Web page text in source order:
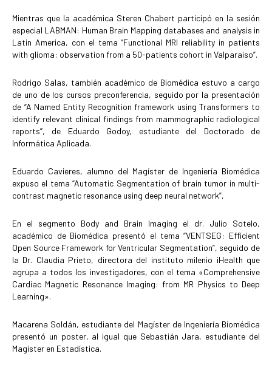
Mientras que la académica Steren Chabert participó en la sesión
especial LABMAN: Human Brain Mapping databases and analysis in
Latin America, con el tema “Functional MRI reliability in patients
with glioma: observation from a 50-patients cohort in Valparaiso”.
Rodrigo Salas, también académico de Biomédica estuvo a cargo
de uno de los cursos preconferencia, seguido por la presentación
de “A Named Entity Recognition framework using Transformers to
identify relevant clinical findings from mammographic radiological
reports”, de Eduardo Godoy, estudiante del Doctorado de
Informática Aplicada.
Eduardo Cavieres, alumno del Magíster de Ingeniería Biomédica
expuso el tema “Automatic Segmentation of brain tumor in multi-
contrast magnetic resonance using deep neural network”,
En el segmento Body and Brain Imaging el dr. Julio Sotelo,
académico de Biomédica presentó el tema “VENTSEG: Efficient
Open Source Framework for Ventricular Segmentation”, seguido de
la Dr. Claudia Prieto, directora del instituto milenio iHealth que
agrupa a todos los investigadores, con el tema «Comprehensive
Cardiac Magnetic Resonance Imaging: from MR Physics to Deep
Learning».
Macarena Soldán, estudiante del Magíster de Ingeniería Biomédica
presentó un poster, al igual que Sebastián Jara, estudiante del
Magister en Estadística.